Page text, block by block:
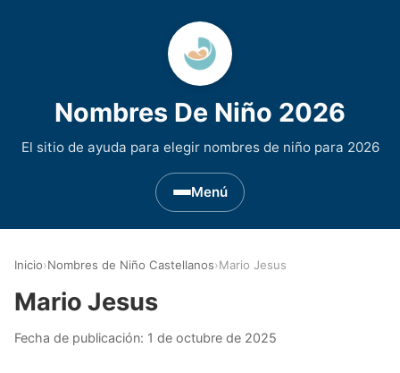
Nombres De Niño 2026
El sitio de ayuda para elegir nombres de niño para 2026
Menú
Inicio›Nombres de Niño Castellanos›Mario Jesus
Mario Jesus
Fecha de publicación: 1 de octubre de 2025